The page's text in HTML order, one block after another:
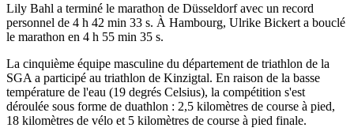
Lily Bahl a terminé le marathon de Düsseldorf avec un record
personnel de 4 h 42 min 33 s. À Hambourg, Ulrike Bickert a bouclé
le marathon en 4 h 55 min 35 s.
La cinquième équipe masculine du département de triathlon de la
SGA a participé au triathlon de Kinzigtal. En raison de la basse
température de l'eau (19 degrés Celsius), la compétition s'est
déroulée sous forme de duathlon : 2,5 kilomètres de course à pied,
18 kilomètres de vélo et 5 kilomètres de course à pied finale.